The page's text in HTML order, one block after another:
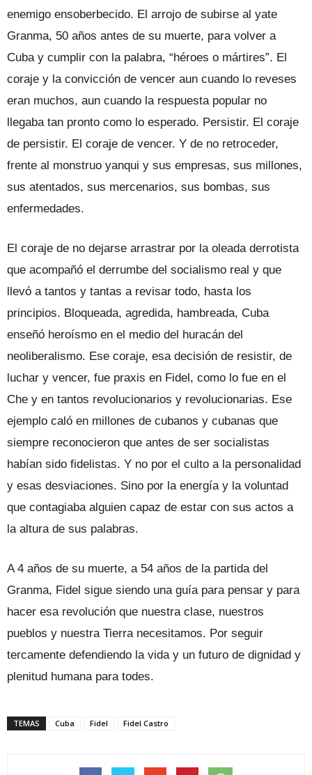
enemigo ensoberbecido. El arrojo de subirse al yate
Granma, 50 años antes de su muerte, para volver a
Cuba y cumplir con la palabra, “héroes o mártires”. El
coraje y la convicción de vencer aun cuando lo reveses
eran muchos, aun cuando la respuesta popular no
llegaba tan pronto como lo esperado. Persistir. El coraje
de persistir. El coraje de vencer. Y de no retroceder,
frente al monstruo yanqui y sus empresas, sus millones,
sus atentados, sus mercenarios, sus bombas, sus
enfermedades.
El coraje de no dejarse arrastrar por la oleada derrotista
que acompañó el derrumbe del socialismo real y que
llevó a tantos y tantas a revisar todo, hasta los
principios. Bloqueada, agredida, hambreada, Cuba
enseñó heroísmo en el medio del huracán del
neoliberalismo. Ese coraje, esa decisión de resistir, de
luchar y vencer, fue praxis en Fidel, como lo fue en el
Che y en tantos revolucionarios y revolucionarias. Ese
ejemplo caló en millones de cubanos y cubanas que
siempre reconocieron que antes de ser socialistas
habían sido fidelistas. Y no por el culto a la personalidad
y esas desviaciones. Sino por la energía y la voluntad
que contagiaba alguien capaz de estar con sus actos a
la altura de sus palabras.
A 4 años de su muerte, a 54 años de la partida del
Granma, Fidel sigue siendo una guía para pensar y para
hacer esa revolución que nuestra clase, nuestros
pueblos y nuestra Tierra necesitamos. Por seguir
tercamente defendiendo la vida y un futuro de dignidad y
plenitud humana para todes.
TEMAS Cuba Fidel Fidel Castro